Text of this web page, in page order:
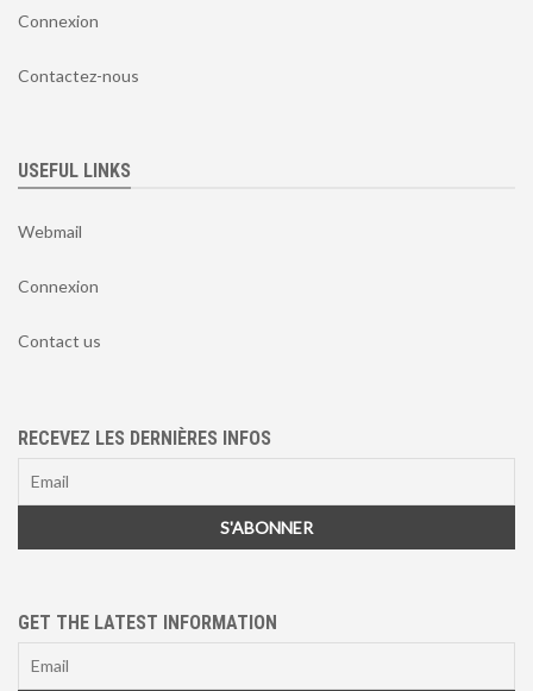
Connexion
Contactez-nous
USEFUL LINKS
Webmail
Connexion
Contact us
RECEVEZ LES DERNIÈRES INFOS
GET THE LATEST INFORMATION